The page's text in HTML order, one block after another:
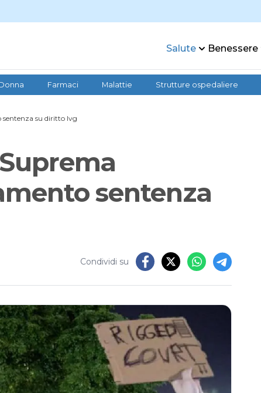
Salute Benessere
Farmaci Malattie Strutture ospedaliere
su diritto Ivg
sentenza
Condividi su